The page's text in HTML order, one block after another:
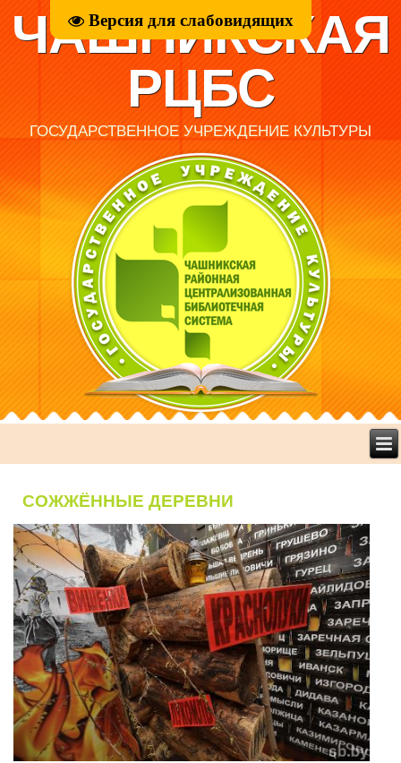
Версия для слабовидящих
ЧАШНИКСКАЯ
РЦБС
ГОСУДАРСТВЕННОЕ УЧРЕЖДЕНИЕ КУЛЬТУРЫ
СОЖЖЁННЫЕ ДЕРЕВНИ